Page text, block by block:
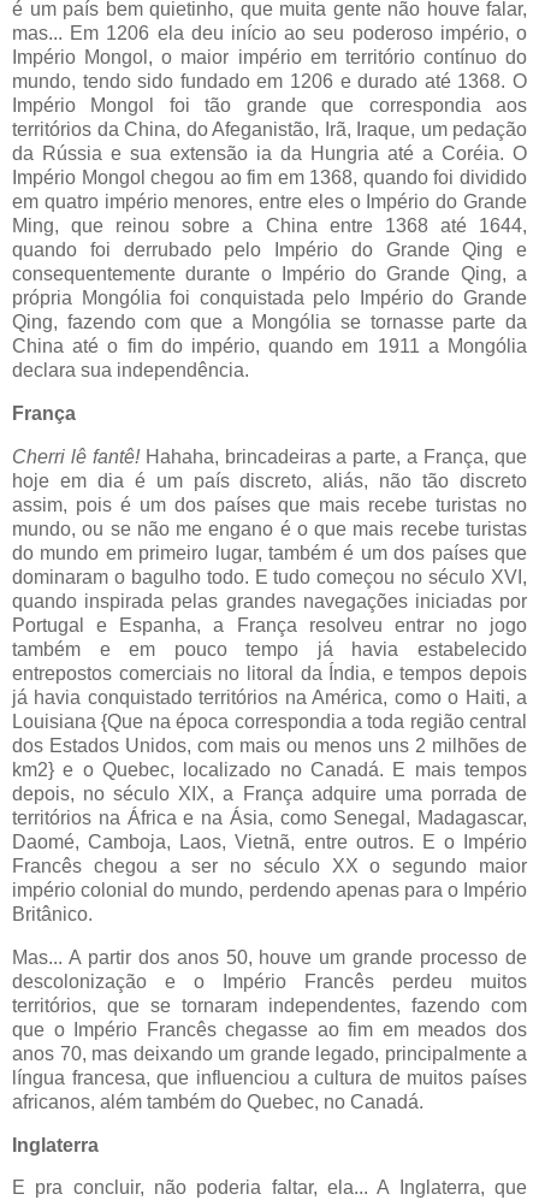
é um país bem quietinho, que muita gente não houve falar,
mas... Em 1206 ela deu início ao seu poderoso império, o
Império Mongol, o maior império em território contínuo do
mundo, tendo sido fundado em 1206 e durado até 1368. O
Império Mongol foi tão grande que correspondia aos
territórios da China, do Afeganistão, Irã, Iraque, um pedação
da Rússia e sua extensão ia da Hungria até a Coréia. O
Império Mongol chegou ao fim em 1368, quando foi dividido
em quatro império menores, entre eles o Império do Grande
Ming, que reinou sobre a China entre 1368 até 1644,
quando foi derrubado pelo Império do Grande Qing e
consequentemente durante o Império do Grande Qing, a
própria Mongólia foi conquistada pelo Império do Grande
Qing, fazendo com que a Mongólia se tornasse parte da
China até o fim do império, quando em 1911 a Mongólia
declara sua independência.
França
Cherri lê fantê!Hahaha, brincadeiras a parte, a França, que
hoje em dia é um país discreto, aliás, não tão discreto
assim, pois é um dos países que mais recebe turistas no
mundo, ou se não me engano é o que mais recebe turistas
do mundo em primeiro lugar, também é um dos países que
dominaram o bagulho todo. E tudo começou no século XVI,
quando inspirada pelas grandes navegações iniciadas por
Portugal e Espanha, a França resolveu entrar no jogo
também e em pouco tempo já havia estabelecido
entrepostos comerciais no litoral da Índia, e tempos depois
já havia conquistado territórios na América, como o Haiti, a
Louisiana {Que na época correspondia a toda região central
dos Estados Unidos, com mais ou menos uns 2 milhões de
km2} e o Quebec, localizado no Canadá. E mais tempos
depois, no século XIX, a França adquire uma porrada de
territórios na África e na Ásia, como Senegal, Madagascar,
Daomé, Camboja, Laos, Vietnã, entre outros. E o Império
Francês chegou a ser no século XX o segundo maior
império colonial do mundo, perdendo apenas para o Império
Britânico.
Mas... A partir dos anos 50, houve um grande processo de
descolonização e o Império Francês perdeu muitos
territórios, que se tornaram independentes, fazendo com
que o Império Francês chegasse ao fim em meados dos
anos 70, mas deixando um grande legado, principalmente a
língua francesa, que influenciou a cultura de muitos países
africanos, além também do Quebec, no Canadá.
Inglaterra
E pra concluir, não poderia faltar, ela... A Inglaterra, que